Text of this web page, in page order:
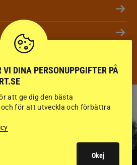
DINA PERSONUPPGIFTER PÅ
att ge dig den bästa
för att utveckla och förbättra
Okej